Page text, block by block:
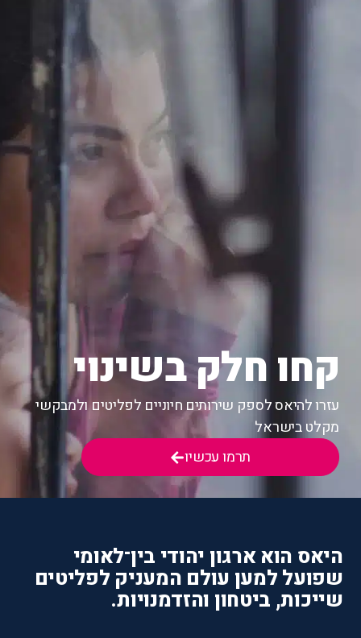
קחו חלק בשינוי
עזרו להיאס לספק שירותים חיוניים לפליטים ולמבקשי
מקלט בישראל
תרמו עכשיו
היאס הוא ארגון יהודי בין־לאומי
שפועל למען עולם המעניק לפליטים
שייכות, ביטחון והזדמנויות.